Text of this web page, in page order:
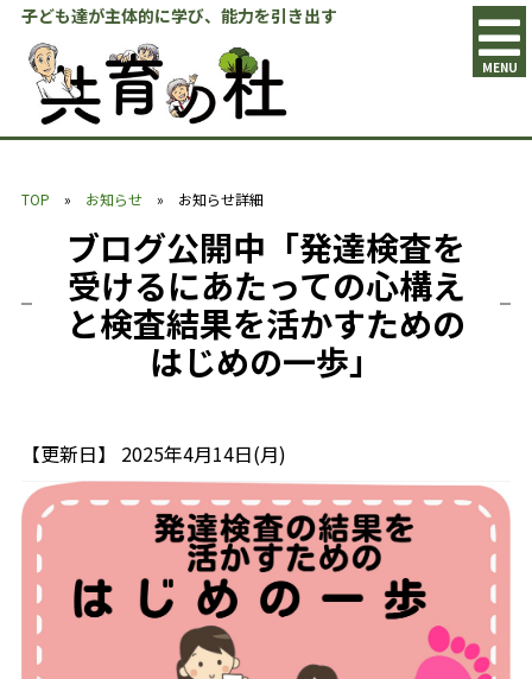
子ども達が主体的に学び、能力を引き出す
MENU
TOP » お知らせ» お知らせ詳細
ブログ公開中「発達検査を
受けるにあたっての心構え
と検査結果を活かすための
はじめの一歩」
【更新日】 2025年4月14日(月)